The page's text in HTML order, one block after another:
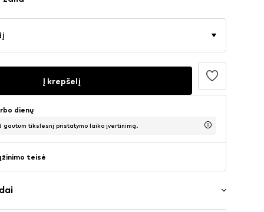
Į krepšelį
dienų
gautum tikslesnį pristatymo laiko įvertinimą.
teisė